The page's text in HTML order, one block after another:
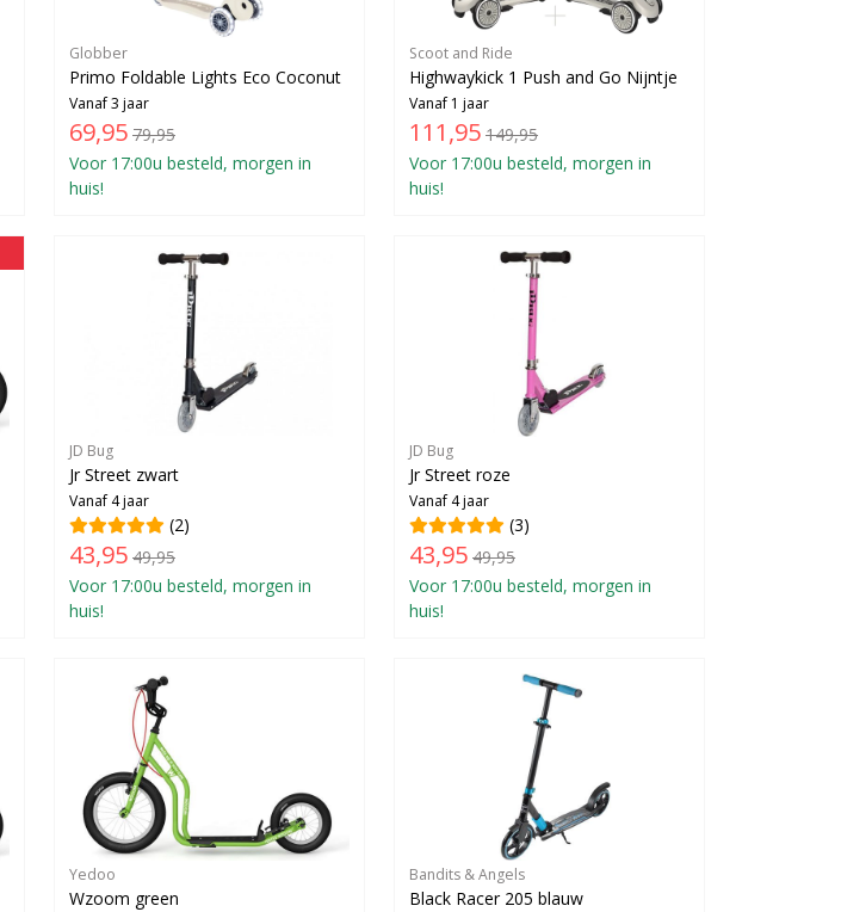
Globber
Primo Foldable Lights Eco Coconut
Vanaf 3 jaar
69,95 79,95
Voor 17:00u besteld, morgen in
huis!
Scoot and Ride
Highwaykick 1 Push and Go Nijntje
Vanaf 1 jaar
111,95 149,95
Voor 17:00u besteld, morgen in
huis!
JD Bug
Jr Street zwart
Vanaf 4 jaar
(2)
43,95 49,95
Voor 17:00u besteld, morgen in
huis!
JD Bug
Jr Street roze
Vanaf 4 jaar
(3)
43,95 49,95
Voor 17:00u besteld, morgen in
huis!
Yedoo
Wzoom green
Bandits & Angels
Black Racer 205 blauw